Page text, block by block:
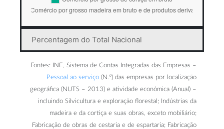
Percentagem do Total Nacional
Fontes: INE, Sistema de Contas Integradas das Empresas –
Pessoal ao serviço (N.º) das empresas por localização
geográfica (NUTS – 2013) e atividade económica (Anual) –
incluindo Silvicultura e exploração florestal; Indústrias da
madeira e da cortiça e suas obras, exceto mobiliário;
Fabricação de obras de cestaria e de espartaria; Fabricação